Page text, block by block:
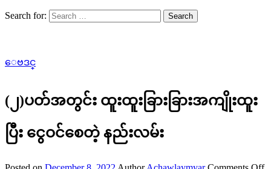
Search for:
ေဗဒင္
(၂)ပတ်အတွင်း ထူးထူးခြားခြားအကျိုးထူး
ပြီး ငွေဝင်စေတဲ့ နည်းလမ်း